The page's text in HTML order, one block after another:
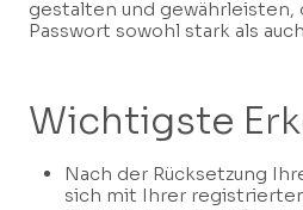
gestalten und gewährleisten,
Passwort sowohl stark als
Wichtigste
Nach der Rücksetzung
sich mit Ihrer